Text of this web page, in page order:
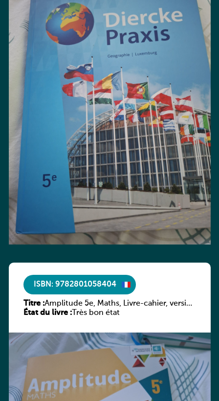
ISBN: 9782801058404
Titre :Amplitude 5e, Maths, Livre-cahier, version
luxembourgeoise
État du livre :Très bon état